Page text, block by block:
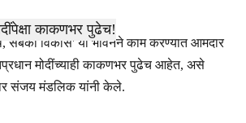
सबका विकास' या भावनेने काम करण्यात आमदार
मोदींच्याही काकणभर पुढेच आहेत, असे
संजय मंडलिक यांनी केले.